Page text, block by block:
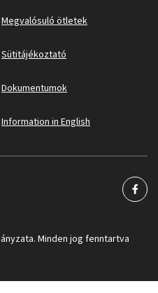
Megvalósuló ötletek
Sütitájékoztató
Dokumentumok
Information in English
Minden jog fenntartva